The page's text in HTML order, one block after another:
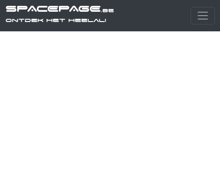
SPACEPAGE.be
Ontdek het heelal!